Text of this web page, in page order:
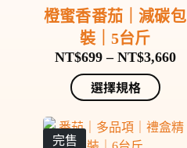
橙蜜香番茄｜減碳包
裝｜5台斤
NT$699 – NT$3,660
選擇規格
完售